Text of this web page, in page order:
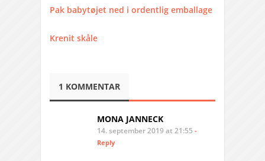
Pak babytøjet ned i ordentlig emballage
Krenit skåle
1 KOMMENTAR
MONA JANNECK
14. september 2019 at 21:55 -
Reply